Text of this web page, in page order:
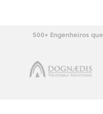
500+ Engenheiros